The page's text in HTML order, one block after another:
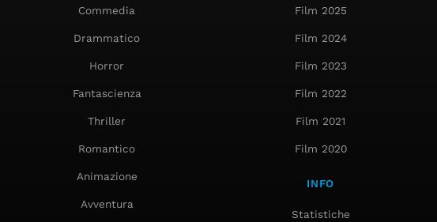
Commedia
Drammatico
Horror
Fantascienza
Thriller
Romantico
Animazione
Avventura
Film 2025
Film 2024
Film 2023
Film 2022
Film 2021
Film 2020
INFO
Statistiche